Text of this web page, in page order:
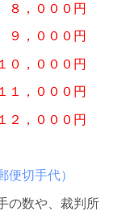
８，０００円
９，０００円
１０，０００円
１１，０００円
１２，０００円
切手代）
数や、裁判所